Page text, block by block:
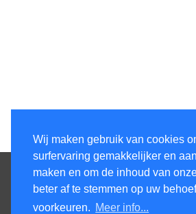
Wij maken gebruik van cookies
surfervaring gemakkelijker en
maken en om de inhoud van
beter af te stemmen op uw
voorkeuren. Meer info...
Contacteer ons